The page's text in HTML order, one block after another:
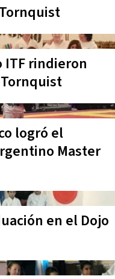
ITF rindieron
logró el
Master
en el Dojo